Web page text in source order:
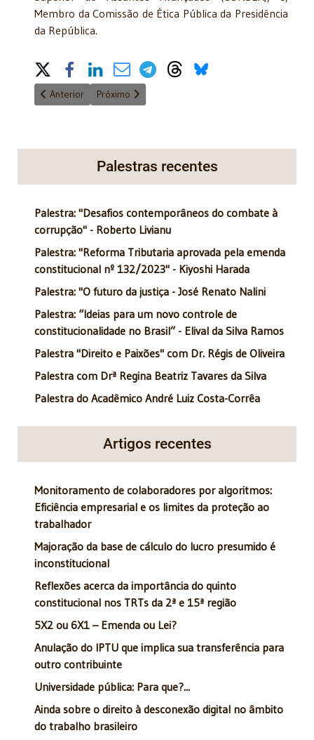
Membro da Comissão de Ética Pública da Presidência
da República.
Share on Social Media
Artigo anterior: Temas relevantes do governo Bolsonaro
Anterior Próximo artigo: Reforma ou Pacto Federativo
Próximo
Palestras recentes
Palestra: "Desafios contemporâneos do combate à
corrupção" - Roberto Livianu
Palestra: "Reforma Tributaria aprovada pela emenda
constitucional nº 132/2023" - Kiyoshi Harada
Palestra: "O futuro da justiça - José Renato Nalini
Palestra: “Ideias para um novo controle de
constitucionalidade no Brasil” - Elival da Silva Ramos
Palestra "Direito e Paixões" com Dr. Régis de Oliveira
Palestra com Drª Regina Beatriz Tavares da Silva
Palestra do Acadêmico André Luiz Costa-Corrêa
Artigos recentes
Monitoramento de colaboradores por algoritmos:
Eficiência empresarial e os limites da proteção ao
trabalhador
Majoração da base de cálculo do lucro presumido é
inconstitucional
Reflexões acerca da importância do quinto
constitucional nos TRTs da 2ª e 15ª região
5X2 ou 6X1 – Emenda ou Lei?
Anulação do IPTU que implica sua transferência para
outro contribuinte
Universidade pública: Para que?...
Ainda sobre o direito à desconexão digital no âmbito
do trabalho brasileiro